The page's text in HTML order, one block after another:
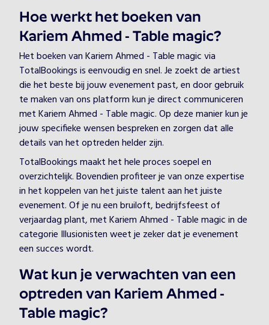
Hoe werkt het boeken van
Kariem Ahmed - Table magic?
Het boeken van Kariem Ahmed - Table magic via
TotalBookings is eenvoudig en snel. Je zoekt de artiest
die het beste bij jouw evenement past, en door gebruik
te maken van ons platform kun je direct communiceren
met Kariem Ahmed - Table magic. Op deze manier kun je
jouw specifieke wensen bespreken en zorgen dat alle
details van het optreden helder zijn.
TotalBookings maakt het hele proces soepel en
overzichtelijk. Bovendien profiteer je van onze expertise
in het koppelen van het juiste talent aan het juiste
evenement. Of je nu een bruiloft, bedrijfsfeest of
verjaardag plant, met Kariem Ahmed - Table magic in de
categorie Illusionisten weet je zeker dat je evenement
een succes wordt.
Wat kun je verwachten van een
optreden van Kariem Ahmed -
Table magic?